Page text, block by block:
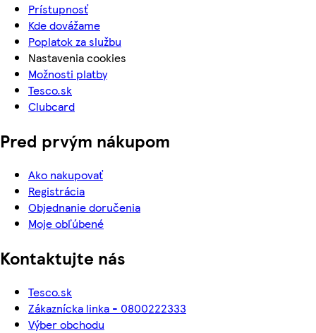
Prístupnosť
Kde dovážame
Poplatok za službu
Nastavenia cookies
Možnosti platby
Tesco.sk
Clubcard
Pred prvým nákupom
Ako nakupovať
Registrácia
Objednanie doručenia
Moje obľúbené
Kontaktujte nás
Tesco.sk
Zákaznícka linka - 0800222333
Výber obchodu